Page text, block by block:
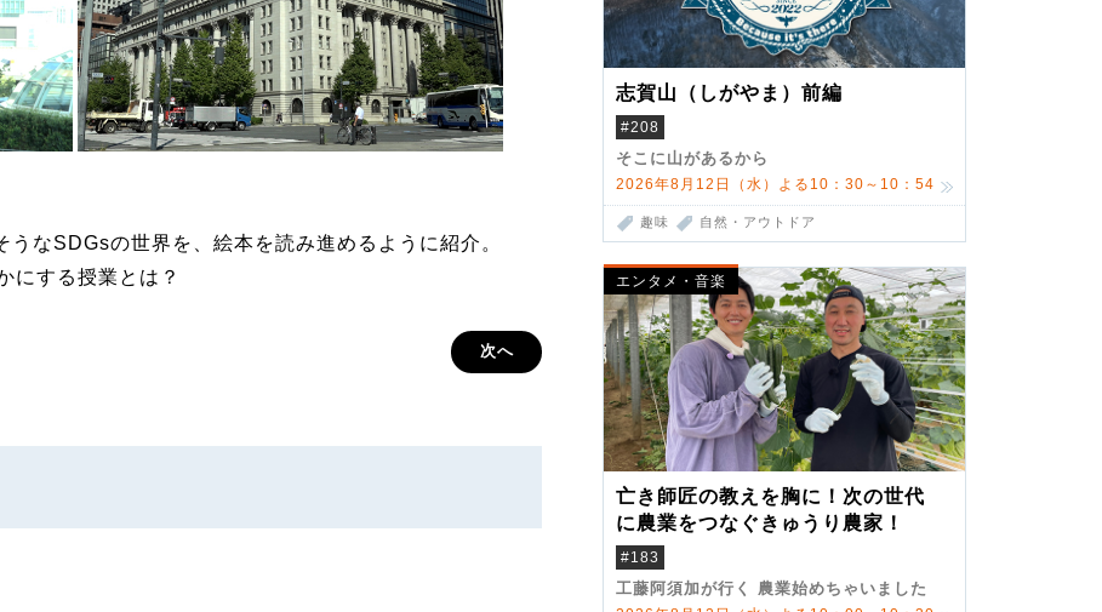
志賀山（しがやま）前編
#208
そこに山があるから
2026年8月12日（水）よる10：30～10：54
趣味 自然・アウトドア
エンタメ・音楽
亡き師匠の教えを胸に！次の世代
に農業をつなぐきゅうり農家！
#183
工藤阿須加が行く 農業始めちゃいました
なSDGsの世界を、絵本を読み進めるように紹介。
にする授業とは？
次へ